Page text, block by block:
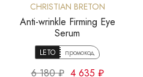
CHRISTIAN BRETON
Anti-wrinkle Firming Eye
Serum
LETO промокод
6 180 ₽ 4 635 ₽